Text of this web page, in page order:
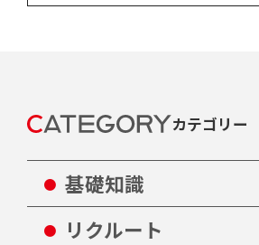
カテゴリー
基礎知識
リクルート